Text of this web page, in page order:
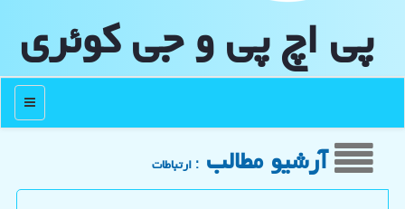
پی اچ پی و جی كوئری
منو
آرشیو مطالب : ارتباطات